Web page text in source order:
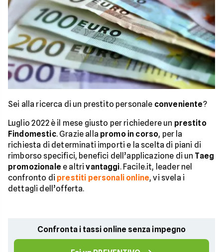
Sei alla ricerca di un prestito personale conveniente?
Luglio 2022 è il mese giusto per richiedere un prestito
Findomestic. Grazie alla promo in corso, per la
richiesta di determinati importi e la scelta di piani di
rimborso specifici, benefici dell’applicazione di un Taeg
promozionale e altrivantaggi. Facile.it, leader nel
confronto di prestiti personali online, vi svela i
dettagli dell’offerta.
Confronta i tassi online senza impegno